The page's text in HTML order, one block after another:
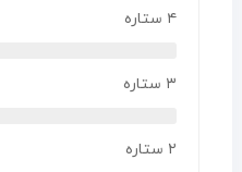
۴ ستاره
۳ ستاره
۲ ستاره